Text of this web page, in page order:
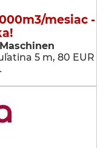
mesiac -
5 m, 80 EUR